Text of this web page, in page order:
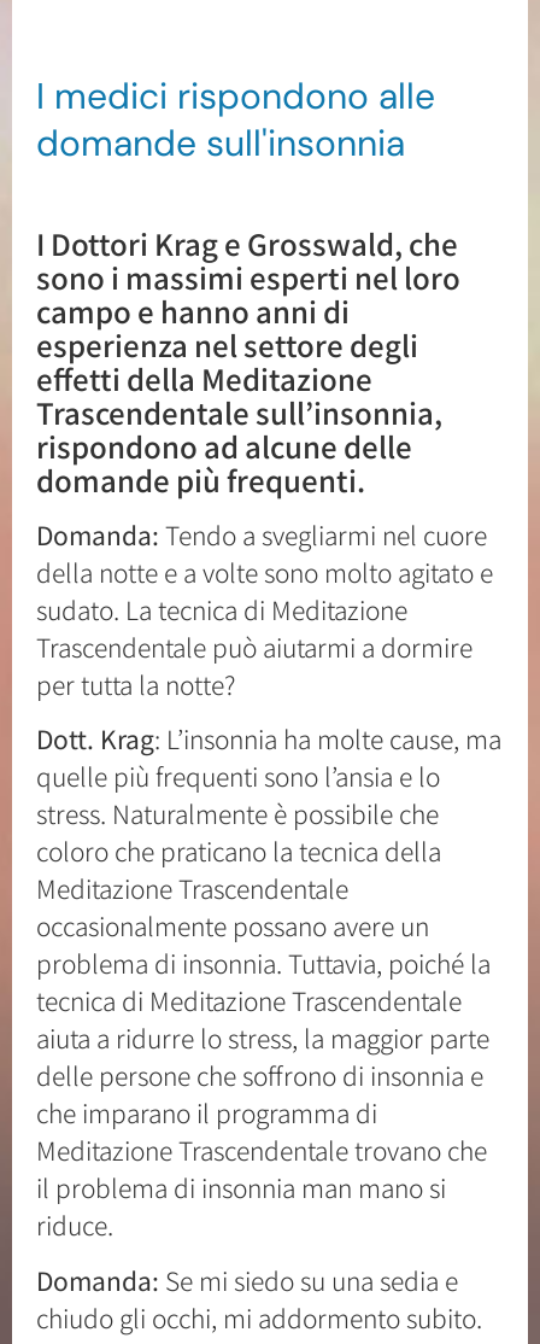
I medici rispondono alle
domande sull'insonnia
I Dottori Krag e Grosswald, che
sono i massimi esperti nel loro
campo e hanno anni di
esperienza nel settore degli
effetti della Meditazione
Trascendentale sull’insonnia,
rispondono ad alcune delle
domande più frequenti.
Domanda: Tendo a svegliarmi nel cuore
della notte e a volte sono molto agitato e
sudato. La tecnica di Meditazione
Trascendentale può aiutarmi a dormire
per tutta la notte?
Dott. Krag: L’insonnia ha molte cause, ma
quelle più frequenti sono l’ansia e lo
stress. Naturalmente è possibile che
coloro che praticano la tecnica della
Meditazione Trascendentale
occasionalmente possano avere un
problema di insonnia. Tuttavia, poiché la
tecnica di Meditazione Trascendentale
aiuta a ridurre lo stress, la maggior parte
delle persone che soffrono di insonnia e
che imparano il programma di
Meditazione Trascendentale trovano che
il problema di insonnia man mano si
riduce.
Domanda: Se mi siedo su una sedia e
chiudo gli occhi, mi addormento subito.